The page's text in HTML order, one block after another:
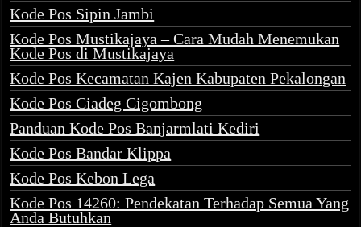
Kode Pos Sipin Jambi
Kode Pos Mustikajaya – Cara Mudah Menemukan
Kode Pos di Mustikajaya
Kode Pos Kecamatan Kajen Kabupaten Pekalongan
Kode Pos Ciadeg Cigombong
Panduan Kode Pos Banjarmlati Kediri
Kode Pos Bandar Klippa
Kode Pos Kebon Lega
Kode Pos 14260: Pendekatan Terhadap Semua Yang
Anda Butuhkan